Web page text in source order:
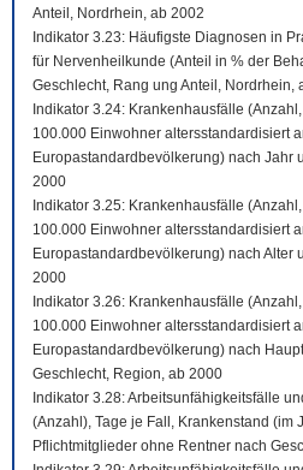
Anteil, Nordrhein, ab 2002
Indikator 3.23: Häufigste Diagnosen in
für Nervenheilkunde (Anteil in % der
Geschlecht, Rang ung Anteil, Nordrhein,
Indikator 3.24: Krankenhausfälle
100.000 Einwohner altersstandardisiert
Europastandardbevölkerung) nach Jahr
2000
Indikator 3.25: Krankenhausfälle
100.000 Einwohner altersstandardisiert
Europastandardbevölkerung) nach Alter
2000
Indikator 3.26: Krankenhausfälle
100.000 Einwohner altersstandardisiert
Europastandardbevölkerung) nach
Geschlecht, Region, ab 2000
Indikator 3.28: Arbeitsunfähigkeitsfälle
(Anzahl), Tage je Fall, Krankenstand (im
Pflichtmitglieder ohne Rentner nach